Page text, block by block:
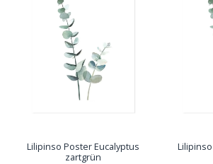
Lilipinso Poster Eucalyptus
zartgrün